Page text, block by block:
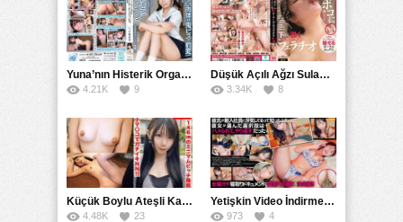
Yuna’nın Histerik Orgazmı: Genç Kızın Savage Hareketlerle Ulaştığı Şiddetli Coşkuları
4.21K 9
Düşük Açılı Ağzı Sulama Teknikleri ve AGMX İlişkisi
3.34K 8
Küçük Boylu Ateşli Karakter: Nandinin Hassas Uçuklu Memeleri ve Sahneleri
4.48K 23
Yetişkin Video İndirme Siteleri Grubu: Şefkatli Patron ve Sekreterin Aşk Hikayesi: Prestijli Bir Son
973 4